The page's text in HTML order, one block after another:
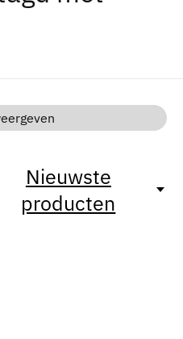
Nieuwste
producten